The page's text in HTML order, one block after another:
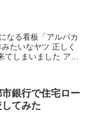
なる看板「アルパカ
たいなヤツ 正しく
てしまいました アル
銀行で住宅ロー
てみた